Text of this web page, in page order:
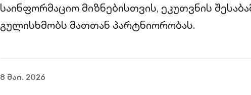
საინფორმაციო მიზნებისთვის, ეკუთვნის
გულისხმობს მათთან პარტნიორობას.
8 მაი. 2026